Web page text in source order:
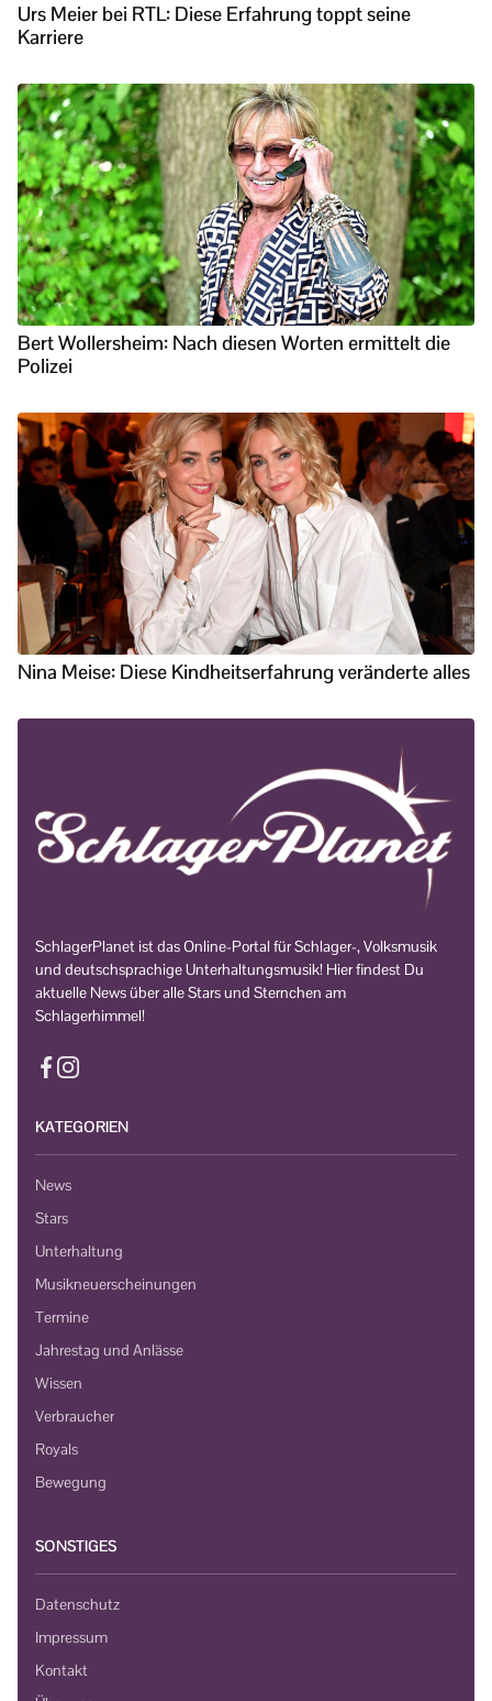
Urs Meier bei RTL: Diese Erfahrung toppt seine
Karriere
Bert Wollersheim: Nach diesen Worten ermittelt die
Polizei
Nina Meise: Diese Kindheitserfahrung veränderte alles
SchlagerPlanet ist das Online-Portal für Schlager-, Volksmusik
und deutschsprachige Unterhaltungsmusik! Hier findest Du
aktuelle News über alle Stars und Sternchen am
Schlagerhimmel!
KATEGORIEN
News
Stars
Unterhaltung
Musikneuerscheinungen
Termine
Jahrestag und Anlässe
Wissen
Verbraucher
Royals
Bewegung
SONSTIGES
Datenschutz
Impressum
Kontakt